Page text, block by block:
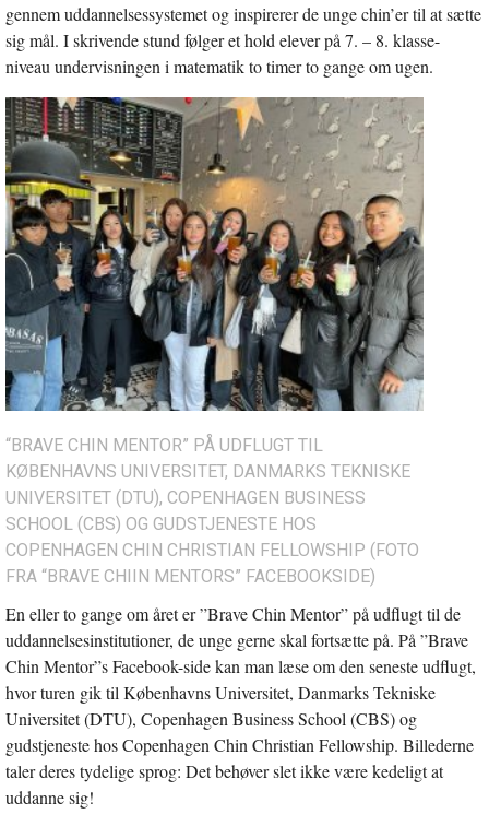
gennem uddannelsessystemet og inspirerer de unge chin’er til at sætte
sig mål. I skrivende stund følger et hold elever på 7. – 8. klasse-
niveau undervisningen i matematik to timer to gange om ugen.
“BRAVE CHIN MENTOR” PÅ UDFLUGT TIL
KØBENHAVNS UNIVERSITET, DANMARKS TEKNISKE
UNIVERSITET (DTU), COPENHAGEN BUSINESS
SCHOOL (CBS) OG GUDSTJENESTE HOS
COPENHAGEN CHIN CHRISTIAN FELLOWSHIP (FOTO
FRA “BRAVE CHIIN MENTORS” FACEBOOKSIDE)
En eller to gange om året er ”Brave Chin Mentor” på udflugt til de
uddannelsesinstitutioner, de unge gerne skal fortsætte på. På ”Brave
Chin Mentor”s Facebook-side kan man læse om den seneste udflugt,
hvor turen gik til Københavns Universitet, Danmarks Tekniske
Universitet (DTU), Copenhagen Business School (CBS) og
gudstjeneste hos Copenhagen Chin Christian Fellowship. Billederne
taler deres tydelige sprog: Det behøver slet ikke være kedeligt at
uddanne sig!